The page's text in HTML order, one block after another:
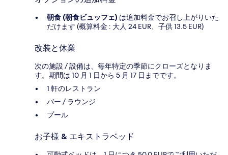
朝食 (朝食ビュッフェ) は追加料金でお召し上がりいた
だけます (概算料金 : 大人 24 EUR、子供 13.5 EUR)
改装と休業
次の施設 / 設備は、毎年特定の季節にクローズとなりま
す。期間は 10 月 1 日から 5 月 17 日までです。
1 軒のレストラン
バー / ラウンジ
プール
お子様 & エキストラベッド